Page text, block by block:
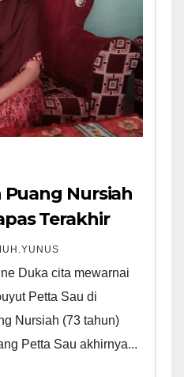
Nursiah
Terakhir
Duka cita mewarnai
Petta Sau di
Nursiah (73 tahun)
Petta Sau akhirnya...